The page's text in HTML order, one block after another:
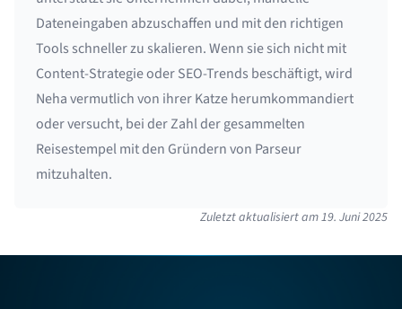
Dateneingaben abzuschaffen und mit den richtigen
Tools schneller zu skalieren. Wenn sie sich nicht mit
Content-Strategie oder SEO-Trends beschäftigt, wird
Neha vermutlich von ihrer Katze herumkommandiert
oder versucht, bei der Zahl der gesammelten
Reisestempel mit den Gründern von Parseur
mitzuhalten.
Zuletzt aktualisiert am19. Juni 2025